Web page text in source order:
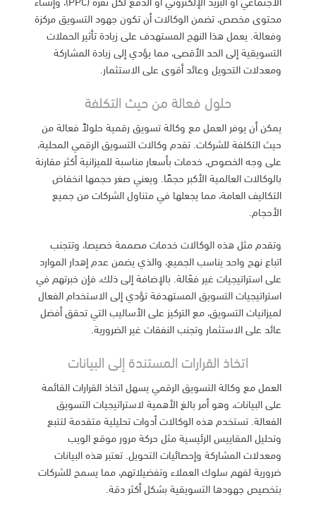
محتوى مخصص، تضمن الوكالات أن تكون جهود التسويق مركزة
وفعالة. يعمل هذا النهج المستهدف على زيادة تأثير الحملات
التسويقية إلى الحد الأقصى، مما يؤدي إلى زيادة المشاركة
ومعدلات التحويل وعائد أقوى على الاستثمار.
حلول فعالة من حيث التكلفة
يمكن أن يوفر العمل مع وكالة تسويق رقمية حلولاً فعالة من
حيث التكلفة للشركات. تقدم وكالات التسويق الرقمي المحلية،
على وجه الخصوص، خدمات بأسعار مناسبة للميزانية أكثر مقارنة
بالوكالات العالمية الأكبر حجمًا. ويعني صغر حجمها انخفاض
التكاليف العامة، مما يجعلها في متناول الشركات من جميع
الأحجام.
وتقدم مثل هذه الوكالات خدمات مصممة خصيصا، وتتجنب
اتباع نهج واحد يناسب الجميع، والذي يضمن عدم إهدار الموارد
على استراتيجيات غير فعّالة. بالإضافة إلى ذلك، فإن خبرتهم في
استراتيجيات التسويق المستهدفة تؤدي إلى الاستخدام الفعال
لميزانيات التسويق، مع التركيز على الأساليب التي تحقق أفضل
عائد على الاستثمار وتجنب النفقات غير الضرورية.
اتخاذ القرارات المستندة إلى البيانات
العمل مع وكالة التسويق الرقمي يسهل اتخاذ القرارات القائمة
على البيانات، وهو أمر بالغ الأهمية لاستراتيجيات التسويق
الفعالة. تستخدم هذه الوكالات أدوات تحليلية متقدمة لتتبع
وتحليل المقاييس الرئيسية مثل حركة مرور موقع الويب
ومعدلات المشاركة وإحصائيات التحويل. تعتبر هذه البيانات
ضرورية لفهم سلوك العملاء وتفضيلاتهم، مما يسمح للشركات
بتخصيص جهودها التسويقية بشكل أكثر دقة.